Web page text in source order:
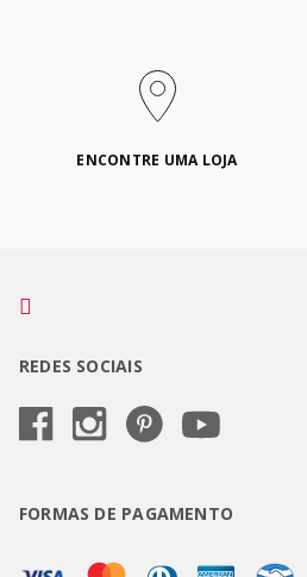
ENCONTRE UMA LOJA
REDES SOCIAIS
FORMAS DE PAGAMENTO